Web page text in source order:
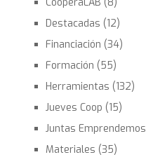
Destacadas (12)
Financiación (34)
Formación (55)
Herramientas (132)
Jueves Coop (15)
Juntas Emprendemos
Materiales (35)